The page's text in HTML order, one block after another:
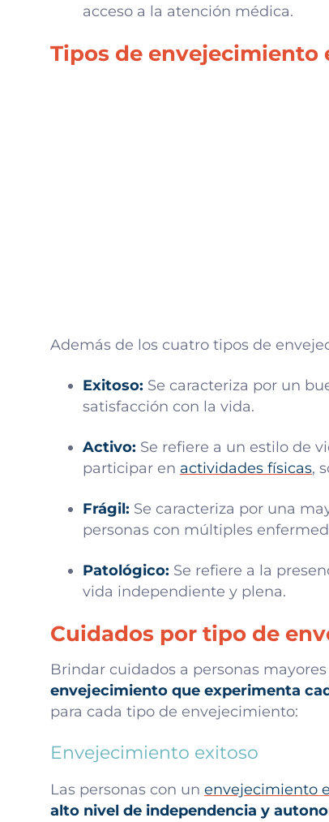
acceso a la atención médica.
Tipos de envejecimiento
Además de los cuatro tipos de
Exitoso: Se caracteriza por un
satisfacción con la vida.
Activo: Se refiere a un estilo de
participar en actividades físicas,
Frágil: Se caracteriza por una
personas con múltiples
Patológico: Se refiere a la
vida independiente y plena.
Cuidados por tipo de
Brindar cuidados a personas mayores
envejecimiento que experimenta
para cada tipo de envejecimiento:
Envejecimiento exitoso
Las personas con un envejecimiento
alto nivel de independencia y